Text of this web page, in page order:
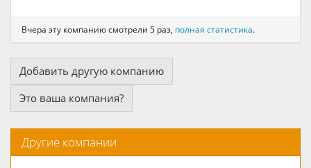
Вчера эту компанию смотрели 5 раз, полная статистика.
Добавить другую компанию
Это ваша компания?
Другие компании